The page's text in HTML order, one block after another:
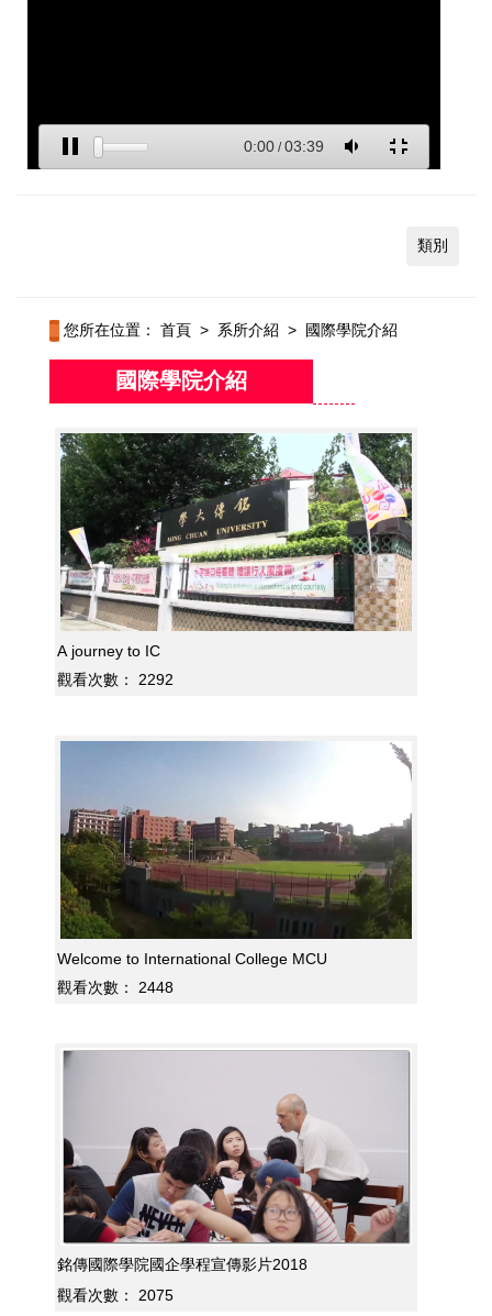
類別
您所在位置： 首頁 > 系所介紹 > 國際學院介紹
國際學院介紹
A journey to IC
觀看次數：
2292
Welcome to International College MCU
觀看次數：
2448
銘傳國際學院國企學程宣傳影片2018
觀看次數：
2075